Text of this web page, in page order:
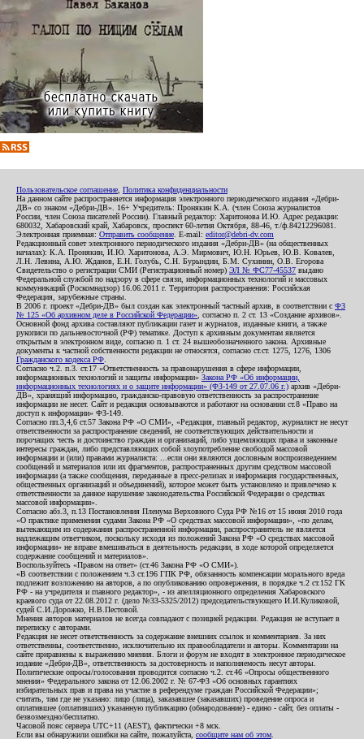
Пользовательское соглашение Политика конфиденциальности
На данном сайте распространяется информация электронного периодического издания «Дебри-
ДВ» со знаком «Дебри-ДВ». 16+ Учредитель: Пронякин К.А. (член Союза журналистов
России, член Союза писателей России). Главный редактор: Харитонова И.Ю. Адрес редакции:
680032, Хабаровский край, Хабаровск, проспект 60-летия Октября, 88-46, т./ф.84212296081.
Электронная приемная: Отправить сообщение . E-mail: editor@debri-dv.com
Редакционный совет электронного периодического издания «Дебри-ДВ» (на общественных
началах): К.А. Пронякин, И.Ю. Харитонова, А.Э. Мирмович, Ю.Н. Юрьев, Ю.В. Ковалев,
Л.Н. Левина, А.Ю. Жданов, Е.Н. Голубь, С.Н. Бурындин, Б.М. Сухинин, О.В. Егорова
Свидетельство о регистрации СМИ (Регистрационный номер) ЭЛ № ФС77-45537 выдано
Федеральной службой по надзору в сфере связи, информационных технологий и массовых
коммуникаций (Роскомнадзор) 16.06.2011 г. Территория распространения: Российская
Федерация, зарубежные страны.
В 2006 г. проект «Дебри-ДВ» был создан как электронный частный архив, в соответствии с ФЗ
№ 125 «Об архивном деле в Российской Федерации» , согласно п. 2 ст. 13 «Создание архивов».
Основной фонд архива составляют публикации газет и журналов, изданные книги, а также
рукописи по дальневосточной (РФ) тематике. Доступ к архивным документам является
открытым в электронном виде, согласно п. 1 ст. 24 вышеобозначенного закона. Архивные
документы к частной собственности редакции не относятся, согласно ст.ст. 1275, 1276, 1306
Гражданского кодекса РФ
Согласно ч.2. п.3. ст.17 «Ответственность за правонарушения в сфере информации,
информационных технологий и защиты информации» Закона РФ «Об информации,
информационных технологиях и о защите информации» (ФЗ-149 от 27.07.06 г.) архив «Дебри-
ДВ», хранящий информацию, гражданско-правовую ответственность за распространение
информации не несет. Сайт и редакция основываются и работают на основании ст.8 «Право на
доступ к информации» ФЗ-149.
Согласно пп.3,4,6 ст.57 Закона РФ «О СМИ», «Редакция, главный редактор, журналист не несут
ответственности за распространение сведений, не соответствующих действительности и
порочащих честь и достоинство граждан и организаций, либо ущемляющих права и законные
интересы граждан, либо представляющих собой злоупотребление свободой массовой
информации и (или) правами журналиста: ...если они являются дословным воспроизведением
сообщений и материалов или их фрагментов, распространенных другим средством массовой
информации (а также сообщения, переданные в пресс-релизах и информация государственных,
общественных организаций и объединений), которое может быть установлено и привлечено к
ответственности за данное нарушение законодательства Российской Федерации о средствах
массовой информации».
Согласно абз.3, п.13 Постановления Пленума Верховного Суда РФ №16 от 15 июня 2010 года
«О практике применения судами Закона РФ «О средствах массовой информации», «по делам,
вытекающим из содержания распространенной информации, распространитель не является
надлежащим ответчиком, поскольку исходя из положений Закона РФ «О средствах массовой
информации» не вправе вмешиваться в деятельность редакции, в ходе которой определяется
содержание сообщений и материалов».
Воспользуйтесь «Правом на ответ» (ст.46 Закона РФ «О СМИ»).
«В соответствии с положением ч.3 ст.196 ГПК РФ, обязанность компенсации морального вреда
подлежит возложению на авторов, а по опубликованию опровержения, в порядке ч.2 ст.152 ГК
РФ - на учредителя и главного редактор», - из апелляционного определения Хабаровского
краевого суда от 22.08.2012 г. (дело №33-5325/2012) председательствующего И.И.Куликовой,
судей С.И.Дорожко, Н.В.Пестовой.
Мнения авторов материалов не всегда совпадают с позицией редакции. Редакция не вступает в
переписку с авторами.
Редакция не несет ответственность за содержание внешних ссылок и комментариев. За них
ответственны, соответственно, исключительно их правообладатели и авторы. Комментарии на
сайте приравнены к выражению мнения. Блоги и форум не входят в электронное периодическое
издание «Дебри-ДВ», ответственность за достоверность и наполняемость несут авторы.
Политические опросы/голосования проводятся согласно ч.2. ст.46 «Опросы общественного
мнения» Федерального закона от 12.06.2002 г. № 67-ФЗ «Об основных гарантиях
избирательных прав и права на участие в референдуме граждан Российской Федерации»;
считать, там где не указано: лицо (лица), заказавшее (заказавших) проведение опроса и
оплатившее (оплативших) указанную публикацию (обнародование) - едино - сайт, без оплаты -
безвозмездно/бесплатно.
Часовой пояс сервера UTC+11 (AEST), фактически +8 мск.
Если вы обнаружили ошибки на сайте, пожалуйста, сообщите нам об этом